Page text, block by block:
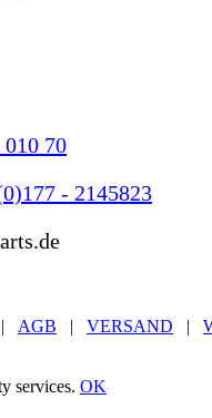
70
- 2145823
AGB | VERSAND |
services. OK